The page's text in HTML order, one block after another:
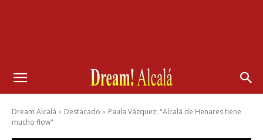
Dream Alcalá Destacado
Paula Vázquez: "Alcalá de Henares tiene
mucho flow"